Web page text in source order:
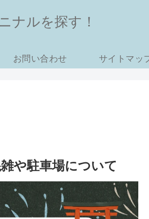
ナルを探す！
お問い合わせ サイトマッ
や駐車場について